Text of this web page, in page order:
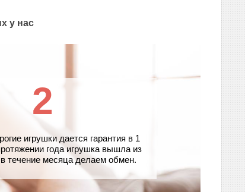
у нас
2
игрушки дается гарантия в 1
года игрушка вышла из
течение месяца делаем обмен.